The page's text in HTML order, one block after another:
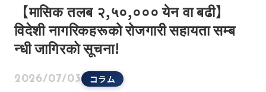
Service
人材紹介事業
外国人材コンサルティング事業
ペーパードライバー講習事業
【मासिक तलब २,५०,००० येन वा बढी】
विदेशी नागरिकहरूको रोजगारी सहायता सम्ब
न्धी जागिरको सूचना!
2026/07/03 コラム